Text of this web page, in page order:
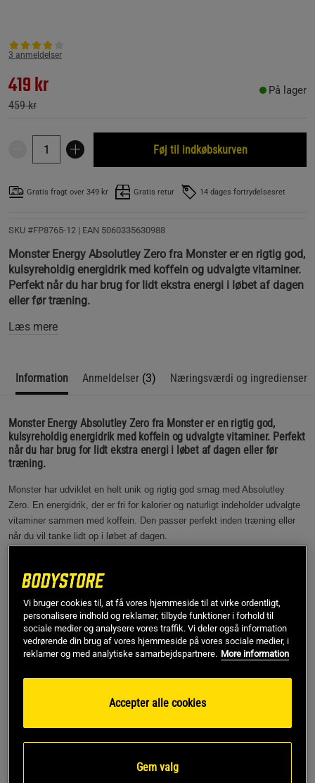
3 anmeldelser
419 kr
459 kr
På lager
Føj til indkøbskurven
Gratis fragt over 349 kr Gratis retur 14 dages fortrydelsesret
SKU #FP8765-12 | EAN 5060335630988
Monster Energy Absolutley Zero fra Monster er en rigtig god,
kulsyreholdig energidrik med koffein og udvalgte vitaminer.
Perfekt når du har brug for lidt ekstra energi i løbet af dagen
eller før træning.
Læs mere
Information Anmeldelser (3) Næringsværdi og ingredienser
Monster Energy Absolutley Zero fra Monster er en rigtig god,
kulsyreholdig energidrik med koffein og udvalgte vitaminer. Perfekt
når du har brug for lidt ekstra energi i løbet af dagen eller før
træning.
Monster har udviklet en helt unik og rigtig god smag med Absolutley
Zero. En energidrik, der er fri for kalorier og naturligt indeholder udvalgte
vitaminer sammen med koffein. Den passer perfekt inden træning eller
når du vil tanke lidt op i løbet af dagen.
Med 160 mg koffein
50 cl pr. dåse
Monster er verdenskendt for at producere rigtig, rigtig gode drinks og
Absolutley Zero er ingen undtagelse! Dette er en perfekt kulsyreholdig og
opleves.
Monster Energy er en livsstil på dåse, som er værdsat af forbrugere
verden over. Med Absolutley Zero kan du også nyde uden kalorier og
sukker. Monster er beriget med flere vitaminer og blandt andet taurin,
Vi bruger cookies til, at få vores hjemmeside til at virke ordentligt,
personalisere indhold og reklamer, tilbyde funktioner i forhold til
sociale medier og analysere vores traffik. Vi deler også information
vedrørende din brug af vores hjemmeside på vores sociale medier, i
reklamer og med analytiske samarbejdspartnere. More information
Accepter alle cookies
Gem valg